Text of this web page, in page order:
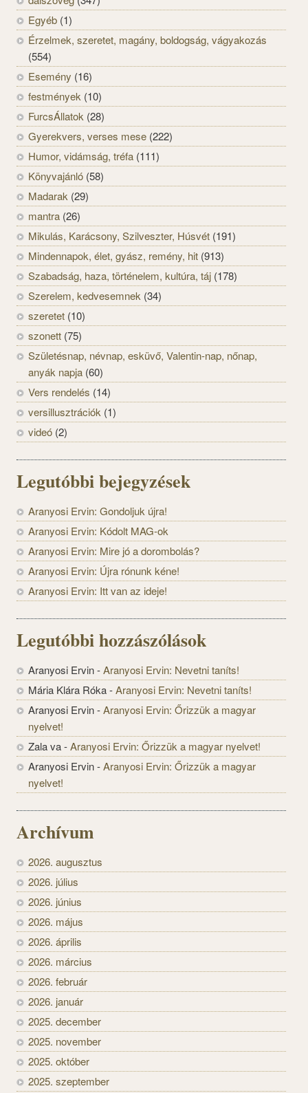
Egyéb (1)
Érzelmek, szeretet, magány, boldogság, vágyakozás
(554)
Esemény (16)
festmények (10)
FurcsÁllatok (28)
Gyerekvers, verses mese (222)
Humor, vidámság, tréfa (111)
Könyvajánló (58)
Madarak (29)
mantra (26)
Mikulás, Karácsony, Szilveszter, Húsvét (191)
Mindennapok, élet, gyász, remény, hit (913)
Szabadság, haza, történelem, kultúra, táj (178)
Szerelem, kedvesemnek (34)
szeretet (10)
szonett (75)
Születésnap, névnap, esküvő, Valentin-nap, nőnap,
anyák napja (60)
Vers rendelés (14)
versillusztrációk (1)
videó (2)
Legutóbbi bejegyzések
Aranyosi Ervin: Gondoljuk újra!
Aranyosi Ervin: Kódolt MAG-ok
Aranyosi Ervin: Mire jó a dorombolás?
Aranyosi Ervin: Újra rónunk kéne!
Aranyosi Ervin: Itt van az ideje!
Legutóbbi hozzászólások
Aranyosi Ervin-Aranyosi Ervin: Nevetni taníts!
Mária Klára Róka-Aranyosi Ervin: Nevetni taníts!
Aranyosi Ervin-Aranyosi Ervin: Őrizzük a magyar
nyelvet!
Zala va-Aranyosi Ervin: Őrizzük a magyar nyelvet!
Aranyosi Ervin-Aranyosi Ervin: Őrizzük a magyar
nyelvet!
Archívum
2026. augusztus
2026. július
2026. június
2026. május
2026. április
2026. március
2026. február
2026. január
2025. december
2025. november
2025. október
2025. szeptember